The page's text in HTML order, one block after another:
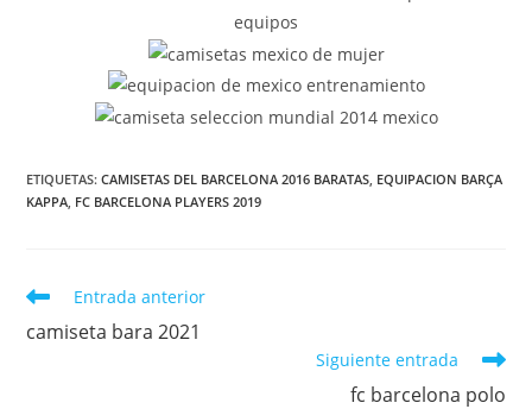
ETIQUETAS:CAMISETAS DEL BARCELONA 2016 BARATAS, EQUIPACION BARÇA
KAPPA, FC BARCELONA PLAYERS 2019
Leer
artículos
Entrada anterior
camiseta bara 2021
Siguiente entrada
fc barcelona polo